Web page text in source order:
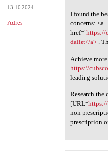
13.10.2024
Adres
I found the
concerns: <a
href="https://
dalist</a>.
Achieve
https://
leading
Research the
[URL=https://
non
prescription